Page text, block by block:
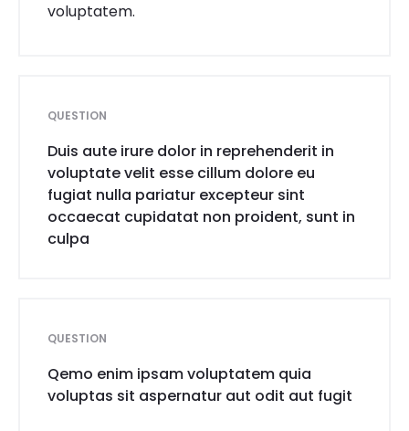
voluptatem.
QUESTION
Duis aute irure dolor in reprehenderit in
voluptate velit esse cillum dolore eu
fugiat nulla pariatur excepteur sint
occaecat cupidatat non proident, sunt in
culpa
QUESTION
Qemo enim ipsam voluptatem quia
voluptas sit aspernatur aut odit aut fugit